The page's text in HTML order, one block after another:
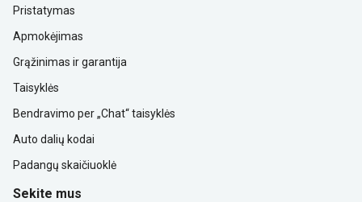
Pristatymas
Apmokėjimas
Grąžinimas ir garantija
Taisyklės
Bendravimo per „Chat“ taisyklės
Auto dalių kodai
Padangų skaičiuoklė
Sekite mus